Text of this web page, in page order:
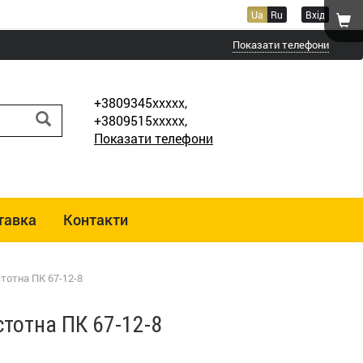
Ua Ru Вхід
Показати телефони
+3809345xxxxx,
+3809515xxxxx,
Показати телефони
Контакти
ПК 67-12-8
ПК 67-12-8